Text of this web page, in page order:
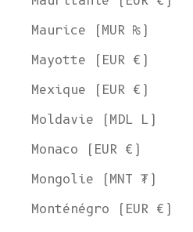
Maurice (MUR ₨)
Mayotte (EUR €)
Mexique (EUR €)
Moldavie (MDL L)
Monaco (EUR €)
Mongolie (MNT ₮)
Monténégro (EUR €)